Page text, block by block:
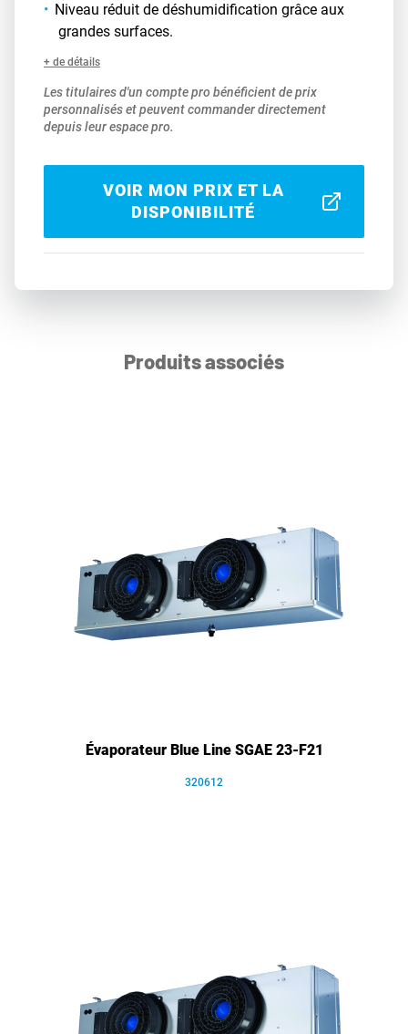
Niveau réduit de déshumidification grâce aux
grandes surfaces.
+ de détails
Les titulaires d'un compte pro bénéficient de prix
personnalisés et peuvent commander directement
depuis leur espace pro.
VOIR MON PRIX ET LA
DISPONIBILITÉ
Produits associés
Évaporateur Blue Line SGAE 23-F21
320612